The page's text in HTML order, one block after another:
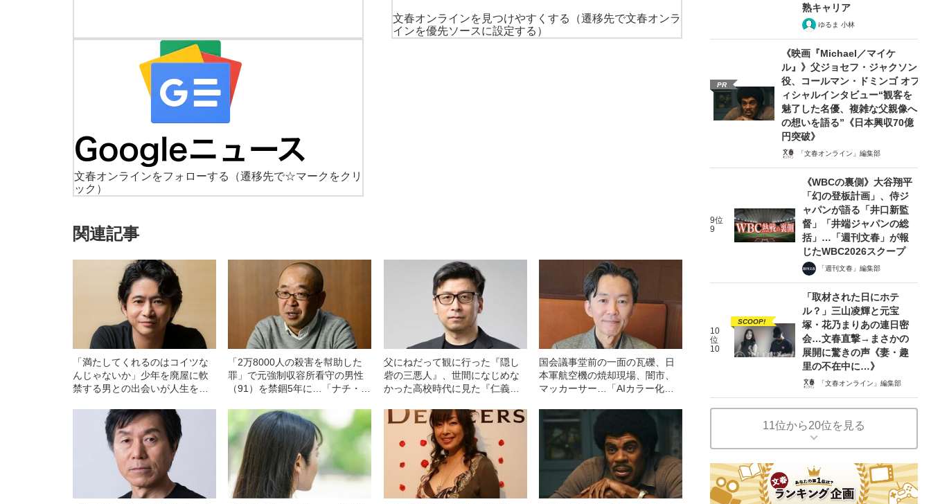
文春オンラインを見つけやすくする
（遷移先で文春オンラ
インを優先ソースに設定する）
文春オンラインをフォローする
（遷移先で☆マークをクリ
ック）
関連記事
「満たしてくれるのはコイツな
んじゃないか」少年を廃屋に軟
禁する男との出会いが人生を変
「2万8000人の殺害を幇助した
罪」で元強制収容所看守の男性
（91）を禁錮5年に…「ナチ・ハ
の犯罪者を追い続ける理由
父にねだって観に行った『隠し
砦の三悪人』、世間になじめな
かった高校時代に見た『仁義の
画の楽しさを伝えたい理由
国会議事堂前の一面の瓦礫、日
本軍航空機の焼却現場、闇市、
マッカーサー…「AIカラー化で
つる“敗戦直後の日本”
熟キャリア
ゆるま 小林
PR
《映画『Michael／マイケ
ル』》父ジョセフ・ジャクソン
役、コールマン・ドミンゴ オフ
ィシャルインタビュー“観客を
魅了した名優、複雑な父親像へ
の想いを語る”《日本興収70億
円突破》
「文春オンライン」編集部
9位
9
《WBCの裏側》大谷翔平
「幻の登板計画」、侍ジ
ャパンが語る「井口新監
督」「井端ジャパンの総
括」…「週刊文春」が報
じたWBC2026スクープ
「週刊文春」編集部
10
位
10
SCOOP!
「取材された日にホテ
ル？」三山凌輝と元宝
塚・花乃まりあの連日密
会…文春直撃→まさかの
展開に驚きの声《妻・趣
里の不在中に…》
「文春オンライン」編集部
11位から20位を見る